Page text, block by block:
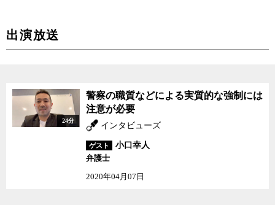
出演放送
24分
警察の職質などによる実質的な強制には
注意が必要
インタビューズ
ゲスト
小口幸人
弁護士
2020年04月07日